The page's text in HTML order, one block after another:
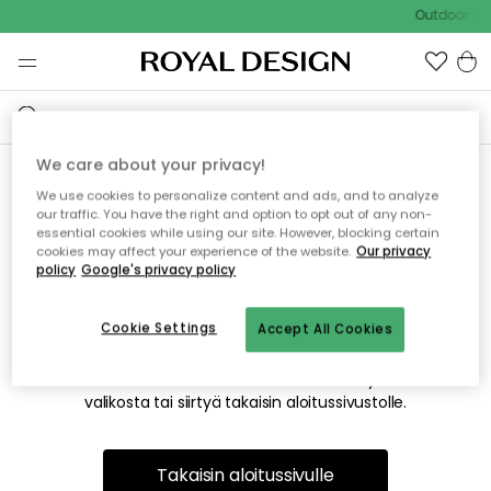
Outdoor
Emme valitettavasti löydä
etsimääsi sivua
Tämä voi johtua siitä, että sivua ei enää ole tai siitä, että se
on siirretty muualle. Pahoittelemme tästä mahdollisesti
valikosta tai siirtyä takaisin aloitussivustolle.
Takaisin aloitussivulle
We care about your privacy!
We use cookies to personalize content and ads, and to analyze
our traffic. You have the right and option to opt out of any non-
essential cookies while using our site. However, blocking certain
cookies may affect your experience of the website. Our privacy
policy Google's privacy policy
Accept All Cookies
Cookie Settings